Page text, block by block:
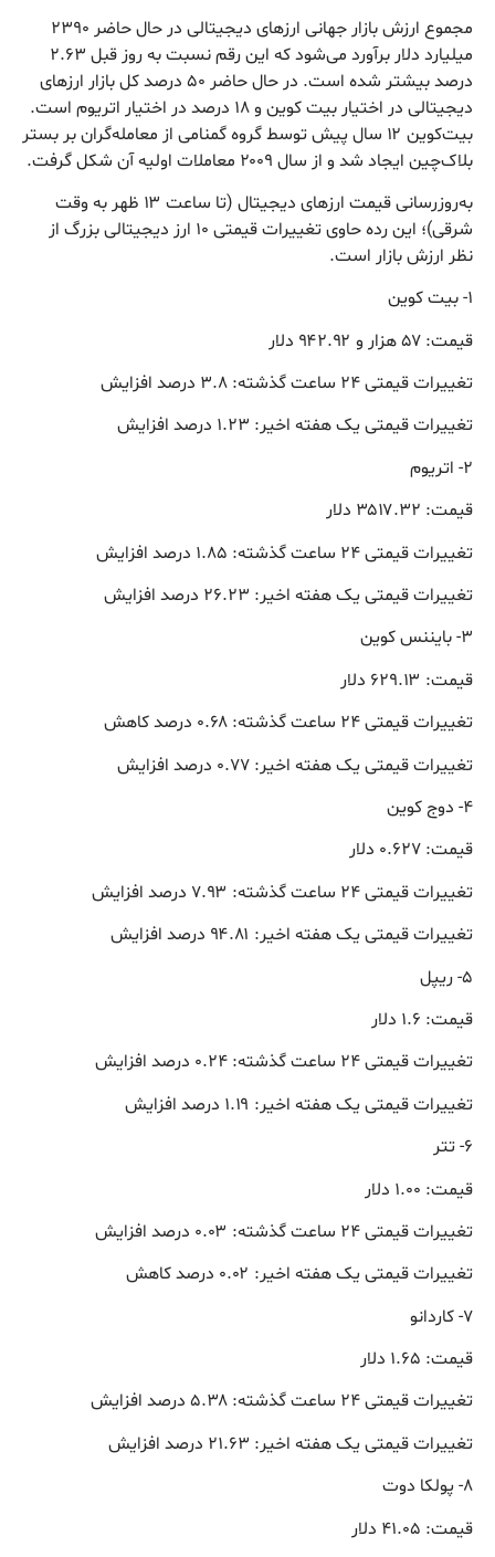
مجموع ارزش بازار جهانی ارزهای دیجیتالی در حال حاضر ۲۳۹۰
میلیارد دلار برآورد می‌شود که این رقم نسبت به روز قبل ۲.۶۳
درصد بیشتر شده است. در حال حاضر ۵۰ درصد کل بازار ارزهای
دیجیتالی در اختیار بیت کوین و ۱۸ درصد در اختیار اتریوم است.
بیت‌کوین ۱۲ سال پیش توسط گروه گمنامی از معامله‌گران بر بستر
بلاک‌چین ایجاد شد و از سال ۲۰۰۹ معاملات اولیه آن شکل گرفت.
به‌روزرسانی قیمت ارزهای دیجیتال (تا ساعت ۱۳ ظهر به وقت
شرقی)؛ این رده حاوی تغییرات قیمتی ۱۰ ارز دیجیتالی بزرگ از
نظر ارزش بازار است.
۱- بیت کوین
قیمت: ۵۷ هزار و ۹۴۲.۹۲ دلار
تغییرات قیمتی ۲۴ ساعت گذشته: ۳.۸ درصد افزایش
تغییرات قیمتی یک هفته اخیر: ۱.۲۳ درصد افزایش
۲- اتریوم
قیمت: ۳۵۱۷.۳۲ دلار
تغییرات قیمتی ۲۴ ساعت گذشته: ۱.۸۵ درصد افزایش
تغییرات قیمتی یک هفته اخیر: ۲۶.۲۳ درصد افزایش
۳- بایننس کوین
قیمت: ۶۲۹.۱۳ دلار
تغییرات قیمتی ۲۴ ساعت گذشته: ۰.۶۸ درصد کاهش
تغییرات قیمتی یک هفته اخیر: ۰.۷۷ درصد افزایش
۴- دوج کوین
قیمت: ۰.۶۲۷ دلار
تغییرات قیمتی ۲۴ ساعت گذشته: ۷.۹۳ درصد افزایش
تغییرات قیمتی یک هفته اخیر: ۹۴.۸۱ درصد افزایش
۵- ریپل
قیمت: ۱.۶ دلار
تغییرات قیمتی ۲۴ ساعت گذشته: ۰.۲۴ درصد افزایش
تغییرات قیمتی یک هفته اخیر: ۱.۱۹ درصد افزایش
۶- تتر
قیمت: ۱.۰۰ دلار
تغییرات قیمتی ۲۴ ساعت گذشته: ۰.۰۳ درصد افزایش
تغییرات قیمتی یک هفته اخیر: ۰.۰۲ درصد کاهش
۷- کاردانو
قیمت: ۱.۶۵ دلار
تغییرات قیمتی ۲۴ ساعت گذشته: ۵.۳۸ درصد افزایش
تغییرات قیمتی یک هفته اخیر: ۲۱.۶۳ درصد افزایش
۸- پولکا دوت
قیمت: ۴۱.۰۵ دلار